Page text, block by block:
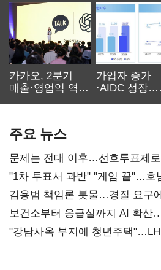
카카오, 2분기
매출·영업익 역대
가입자 증가
·AIDC 성장…
주요 뉴스
문제는 전대 이후…선호투표제
불복'
"1차 투표서 과반" "게임 끝"…호
김용범 책임론 봇물…경질 요구
보건소부터 응급실까지 AI 확산
"강남사옥 부지에 청년주택